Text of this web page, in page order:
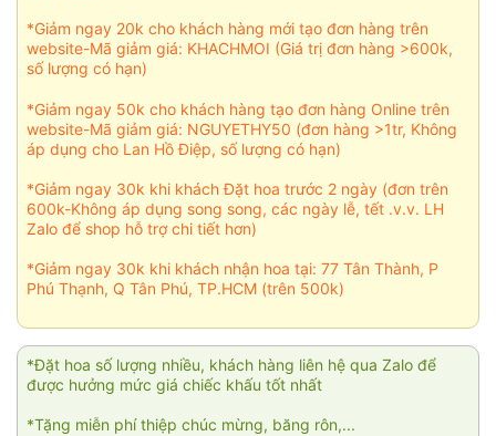
*Giảm ngay 20k cho khách hàng mới tạo đơn hàng trên
website-Mã giảm giá: KHACHMOI (Giá trị đơn hàng >600k,
số lượng có hạn)
*Giảm ngay 50k cho khách hàng tạo đơn hàng Online trên
website-Mã giảm giá: NGUYETHY50 (đơn hàng >1tr, Không
áp dụng cho Lan Hồ Điệp, số lượng có hạn)
*Giảm ngay 30k khi khách Đặt hoa trước 2 ngày (đơn trên
600k-Không áp dụng song song, các ngày lễ, tết .v.v. LH
Zalo để shop hỗ trợ chi tiết hơn)
*Giảm ngay 30k khi khách nhận hoa tại: 77 Tân Thành, P
Phú Thạnh, Q Tân Phú, TP.HCM (trên 500k)
*Đặt hoa số lượng nhiều, khách hàng liên hệ qua Zalo để
được hưởng mức giá chiếc khấu tốt nhất
*Tặng miễn phí thiệp chúc mừng, băng rôn,...